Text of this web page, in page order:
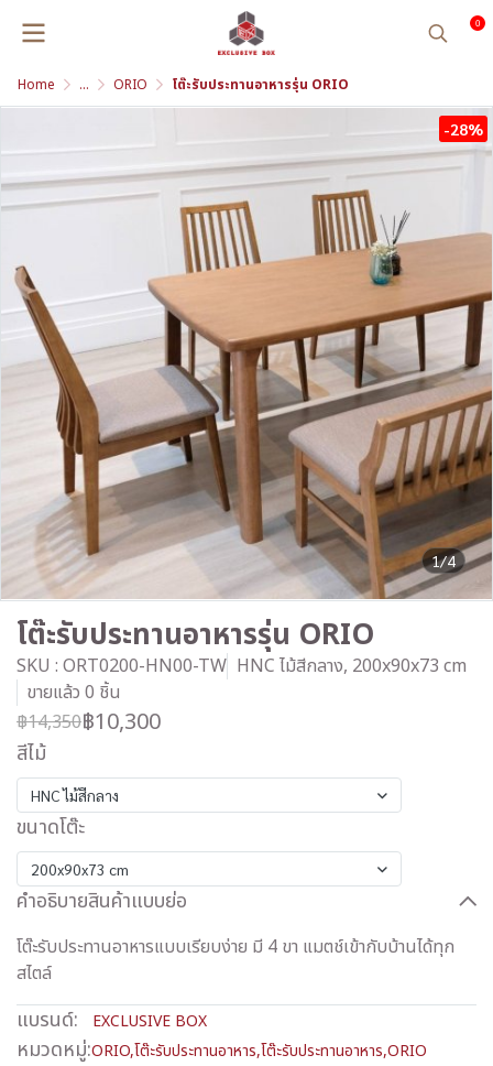
0
Home ... ORIO โต๊ะรับประทานอาหารรุ่น ORIO
1/4
-28%
โต๊ะรับประทานอาหารรุ่น ORIO
SKU : ORT0200-HN00-TW HNC ไม้สีกลาง, 200x90x73 cm
ขายแล้ว 0 ชิ้น
฿14,350฿10,300
สีไม้
HNC ไม้สีกลาง
ขนาดโต๊ะ
200x90x73 cm
คำอธิบายสินค้าแบบย่อ
โต๊ะรับประทานอาหารแบบเรียบง่าย มี 4 ขา แมตช์เข้ากับบ้านได้ทุก
สไตล์
แบรนด์: EXCLUSIVE BOX
หมวดหมู่:ORIO,โต๊ะรับประทานอาหาร,โต๊ะรับประทานอาหาร,ORIO